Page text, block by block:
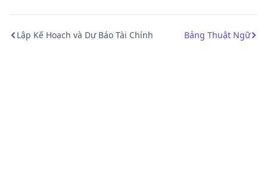
Lập Kế Hoạch và Dự Báo Tài Chính Bảng Thuật Ngữ